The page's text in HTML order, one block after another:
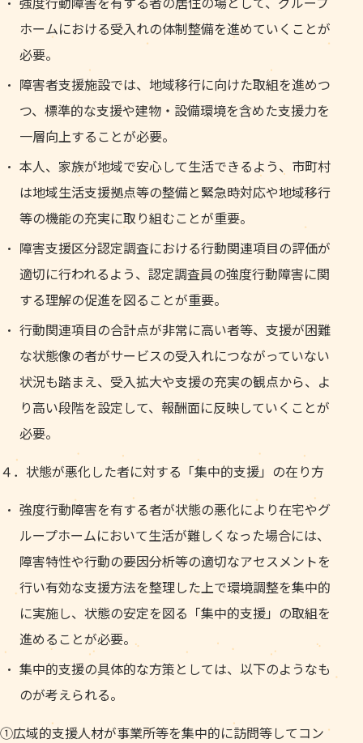
ホームにおける受入れの体制整備を進めていくことが
必要。
障害者支援施設では、地域移行に向けた取組を進めつ
つ、標準的な支援や建物・設備環境を含めた支援力を
一層向上することが必要。
本人、家族が地域で安心して生活できるよう、市町村
は地域生活支援拠点等の整備と緊急時対応や地域移行
等の機能の充実に取り組むことが重要。
障害支援区分認定調査における行動関連項目の評価が
適切に行われるよう、認定調査員の強度行動障害に関
する理解の促進を図ることが重要。
行動関連項目の合計点が非常に高い者等、支援が困難
な状態像の者がサービスの受入れにつながっていない
状況も踏まえ、受入拡大や支援の充実の観点から、よ
り高い段階を設定して、報酬面に反映していくことが
必要。
４．状態が悪化した者に対する「集中的支援」の在り方
強度行動障害を有する者が状態の悪化により在宅やグ
ループホームにおいて生活が難しくなった場合には、
障害特性や行動の要因分析等の適切なアセスメントを
行い有効な支援方法を整理した上で環境調整を集中的
に実施し、状態の安定を図る「集中的支援」の取組を
進めることが必要。
集中的支援の具体的な方策としては、以下のようなも
のが考えられる。
①広域的支援人材が事業所等を集中的に訪問等してコン